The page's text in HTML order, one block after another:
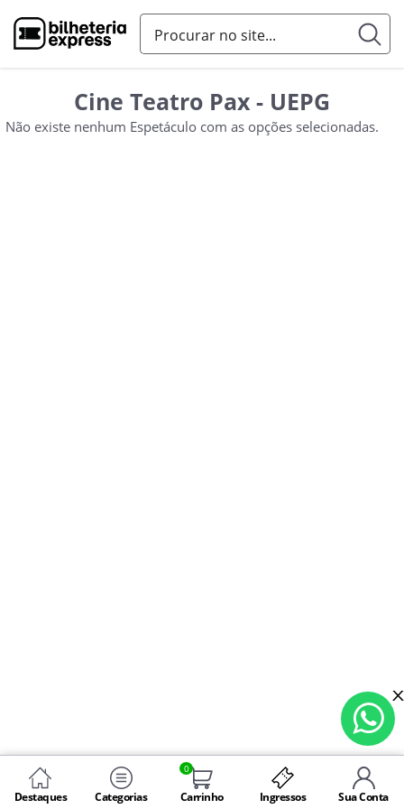
Destaques Categorias
0
Carrinho Ingressos Sua Conta
Cine Teatro Pax - UEPG
Não existe nenhum Espetáculo com as opções selecionadas.